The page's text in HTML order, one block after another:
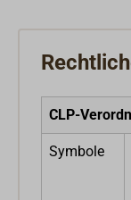
CLP-
Symbole